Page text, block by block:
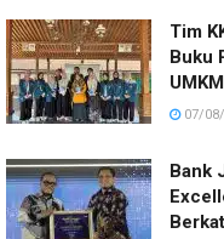
Tim
Buku
07/
Bank